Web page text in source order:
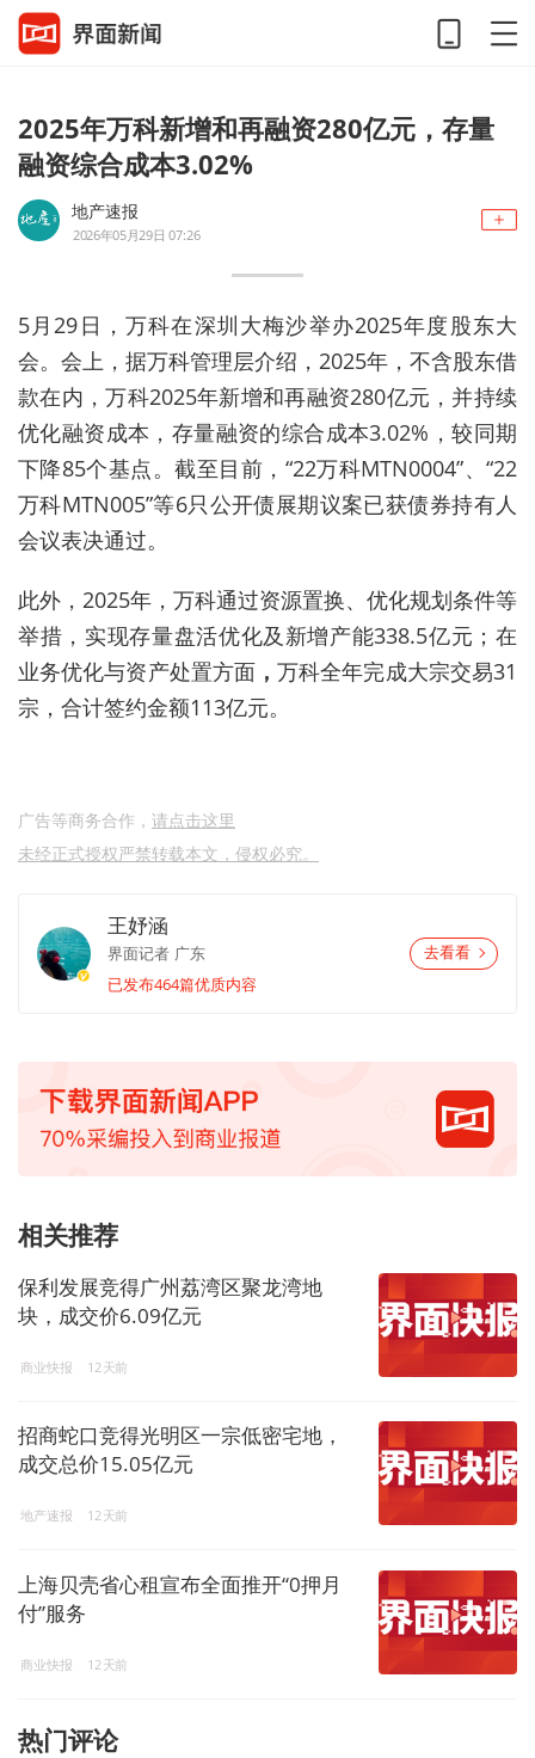
2025年万科新增和再融资280亿元，存量
融资综合成本3.02%
地产速报
2026年05月29日 07:26
5月29日 ，万科在深圳大梅沙举办2025年度股东大
会。 会上，据万科管理层介绍， 2025年， 不含股东借
款在内，万科2025年新增和再融资280亿元，并持续
优化融资成本，存量融资的综合成本3.02% ，较同期
下降85个基点。截至目前，“22万科MTN0004”、“22
万科MTN005”等6只公开债展期议案已获债券持有人
会议表决通过。
此外，2025年，万科通过资源置换、优化规划条件等
举措 ， 实现存量盘活优化及新增产能338.5亿元 ； 在
业务优化与资产处置方面 ，万科全年完成大宗交易31
宗 ， 合计签约金额113亿元。
广告等商务合作， 请点击这里
未经正式授权严禁转载本文，侵权必究。
王妤涵
界面记者 广东
已发布464篇优质内容
去看看
相关推荐
保利发展竞得广州荔湾区聚龙湾地
块，成交价6.09亿元
商业快报 12天前
招商蛇口竞得光明区一宗低密宅地，
成交总价15.05亿元
地产速报 12天前
上海贝壳省心租宣布全面推开“0押月
付”服务
商业快报 12天前
热门评论